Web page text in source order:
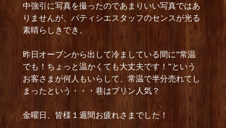
中強引に写真を撮ったのであまりいい写真ではあ
りませんが、パティシエスタッフのセンスが光る
素晴らしきでき。
昨日オーブンから出して冷ましている間に”常温
でも！ちょっと温かくても大丈夫です！”という
お客さまが何人もいらして、常温で半分売れてし
まったという・・・巷はプリン人気？
金曜日、皆様１週間お疲れさまでした！